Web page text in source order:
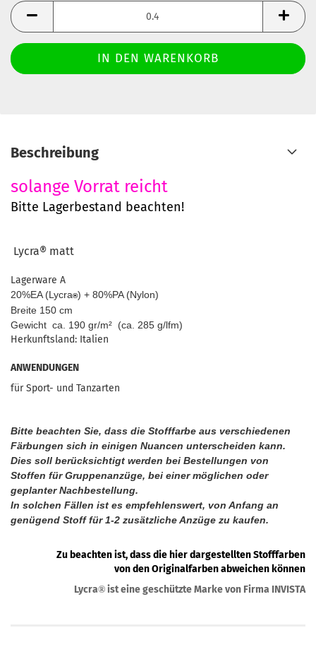
Laufender
Meter
Beschreibung
solange Vorrat reicht
Bitte Lagerbestand beachten!
Lycra® matt
Lagerware A
20%EA (Lycra®) + 80%PA (Nylon)
Breite 150 cm
Gewicht ca. 190 gr/m² (ca. 285 g/lfm)
Herkunftsland: Italien
ANWENDUNGEN
für Sport- und Tanzarten
Bitte beachten Sie, dass die Stofffarbe aus verschiedenen
Färbungen sich in einigen Nuancen unterscheiden kann.
Dies soll berücksichtigt werden bei Bestellungen von
Stoffen für Gruppenanzüge, bei einer möglichen oder
geplanter Nachbestellung.
In solchen Fällen ist es empfehlenswert, von Anfang an
genügend Stoff für 1-2 zusätzliche Anzüge zu kaufen.
Zu beachten ist, dass die hier dargestellten Stofffarben
von den Originalfarben abweichen können
Lycra® ist eine geschützte Marke von Firma INVISTA